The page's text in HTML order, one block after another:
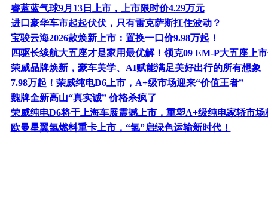
睿蓝蓝气球9月13日上市，上市限时价4.29万元
进口豪华车市起起伏伏，只有雷克萨斯扛住波动？
宝骏云海2026款焕新上市：置换一口价9.98万起！
四驱长续航大五座才是家用最优解！领克09 EM-P大五座上
荣威品牌焕新，豪车美学、AI赋能满足美好出行的所有想象
7.98万起！荣威纯电D6上市，A+级市场迎来“价值王者”
魏牌全新高山“真实诚” 价格杀疯了
荣威纯电D6将于上海车展震撼上市，重塑A+级纯电家轿市场
欧曼星翼氢燃料重卡上市，“氢”启绿色运输新时代！